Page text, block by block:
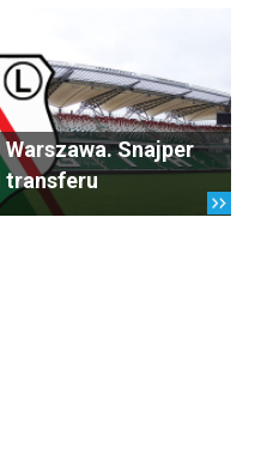
Snajper
transferu